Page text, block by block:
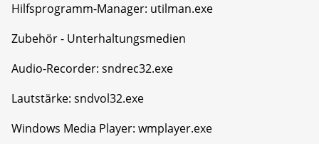
Hilfsprogramm-Manager: utilman.exe
Zubehör - Unterhaltungsmedien
Audio-Recorder: sndrec32.exe
Lautstärke: sndvol32.exe
Windows Media Player: wmplayer.exe